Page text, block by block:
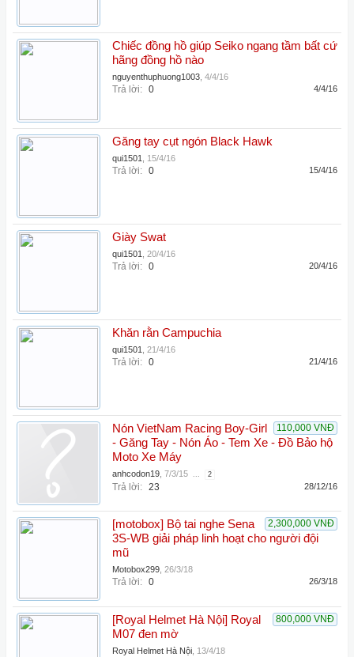
Chiếc đồng hồ giúp Seiko ngang tầm bất cứ
hãng đồng hồ nào
nguyenthuphuong1003 4/4/16
Trả lời: 0 4/4/16
Găng tay cụt ngón Black Hawk
qui1501 15/4/16
Trả lời: 0 15/4/16
Giày Swat
qui1501 20/4/16
Trả lời: 0 20/4/16
Khăn rằn Campuchia
qui1501 21/4/16
Trả lời: 0 21/4/16
110,000 VNĐ
Nón VietNam Racing Boy-Girl
- Găng Tay - Nón Áo - Tem Xe - Đồ Bảo hộ
Moto Xe Máy
anhcodon19 7/3/15 ... 2
Trả lời: 23 28/12/16
2,300,000 VNĐ
[motobox] Bộ tai nghe Sena
3S-WB giải pháp linh hoạt cho người đội
mũ
Motobox299 26/3/18
Trả lời: 0 26/3/18
800,000 VNĐ
[Royal Helmet Hà Nội] Royal
M07 đen mờ
Royal Helmet Hà Nội 13/4/18